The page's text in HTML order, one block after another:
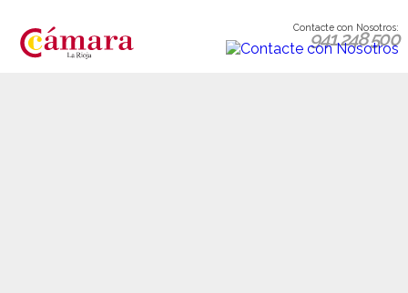
Contacte con Nosotros:
941 248 500